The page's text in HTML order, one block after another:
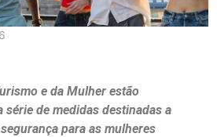
e da Mulher estão
série de medidas destinadas a
para as mulheres